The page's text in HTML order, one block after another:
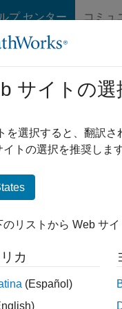
プ センター コミュ
on
Pi
Since
This
サイトの選
を選択すると、翻訳
イトの選択を推奨しま
のリストから Web サ
カ
(Español)